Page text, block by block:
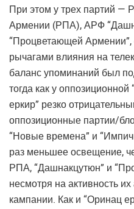
При этом у трех партий —
Армении (РПА), АРФ
“Процветающей
рычагами влияния на
баланс упоминаний был
тогда как у оппозиционной
еркир” резко
оппозиционные партии/
“Новые времена” и
раз меньшее освещение,
РПА, “Дашнакцутюн” и
несмотря на активность
кампании. Как и “Оринац